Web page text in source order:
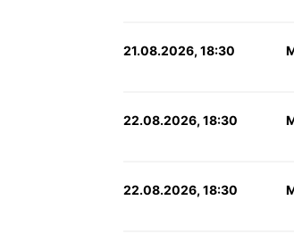
21.08.2026, 18:30
22.08.2026, 18:30
22.08.2026, 18:30